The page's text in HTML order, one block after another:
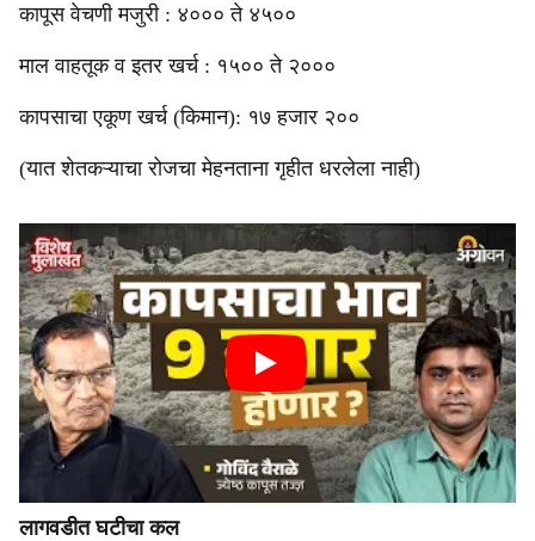
कापूस वेचणी मजुरी : ४००० ते ४५००
माल वाहतूक व इतर खर्च : १५०० ते २०००
कापसाचा एकूण खर्च (किमान): १७ हजार २००
(यात शेतकऱ्याचा रोजचा मेहनताना गृहीत धरलेला नाही)
लागवडीत घटीचा कल